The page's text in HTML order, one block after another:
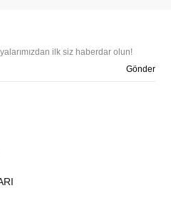
ilk siz haberdar olun!
Gönder